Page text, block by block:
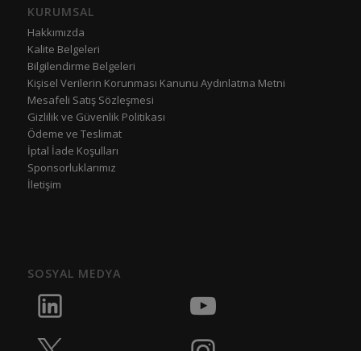
KURUMSAL
Hakkımızda
Kalite Belgeleri
Bilgilendirme Belgeleri
Kişisel Verilerin Korunması Kanunu Aydınlatma Metni
Mesafeli Satış Sözleşmesi
Gizlilik ve Güvenlik Politikası
Ödeme ve Teslimat
İptal İade Koşulları
Sponsorluklarımız
İletişim
SOSYAL MEDYA